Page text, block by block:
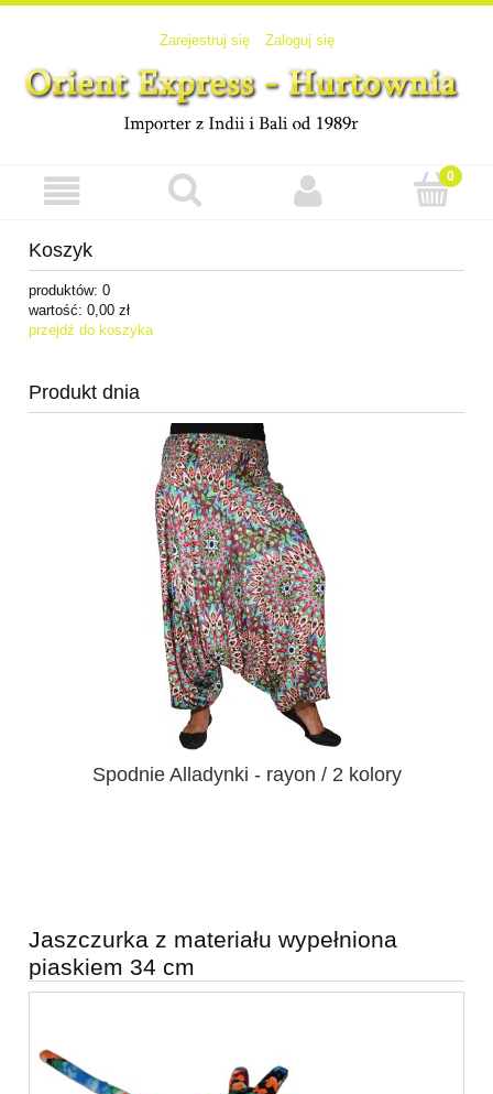
Zarejestruj się Zaloguj się
Koszyk
produktów: 0
wartość: 0,00 zł
przejdź do koszyka
Produkt dnia
Spodnie Alladynki - rayon / 2 kolory
Jaszczurka z materiału wypełniona
piaskiem 34 cm